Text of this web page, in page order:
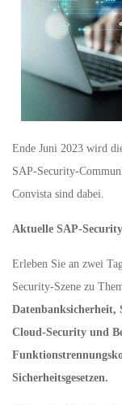
Ende Juni 2023 wird
SAP-Security-
Convista sind dabei.
Aktuelle SAP-
Erleben Sie an zwei
Security-Szene zu
Datenbanksicherheit,
Cloud-Security und
Sicherheitsgesetzen.